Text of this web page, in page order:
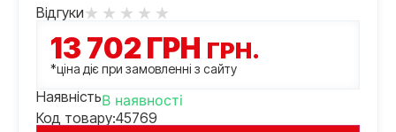
Відгуки
13 702 ГРН ГРН.
*ціна діє при замовленні з сайту
НаявністьВ наявності
Код товару:45769